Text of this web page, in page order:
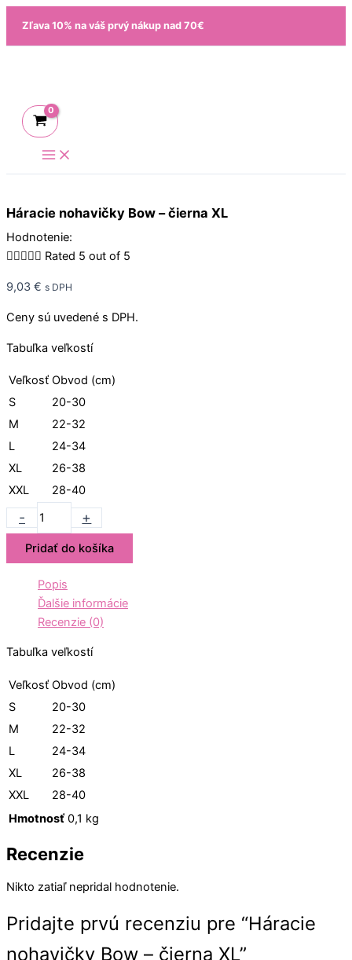
Preskočiť
obsah
Zľava 10% na váš prvý nákup nad 70€
Háracie nohavičky Bow – čierna XL
Hodnotenie:
 Rated 5 out of 5
9,03 € s DPH
Ceny sú uvedené s DPH.
Tabuľka veľkostí
Veľkosť Obvod (cm)
S
20-30
M
22-32
L
24-34
XL
26-38
XXL
28-40
-
množstvo
Háracie
nohavičky
čierna
+
Pridať do košíka
Popis
Ďalšie informácie
Recenzie (0)
Tabuľka veľkostí
Veľkosť Obvod (cm)
S
20-30
M
22-32
L
24-34
XL
26-38
XXL
28-40
Hmotnosť 0,1 kg
Recenzie
Nikto zatiaľ nepridal hodnotenie.
Pridajte prvú recenziu pre “Háracie
nohavičky Bow – čierna XL”